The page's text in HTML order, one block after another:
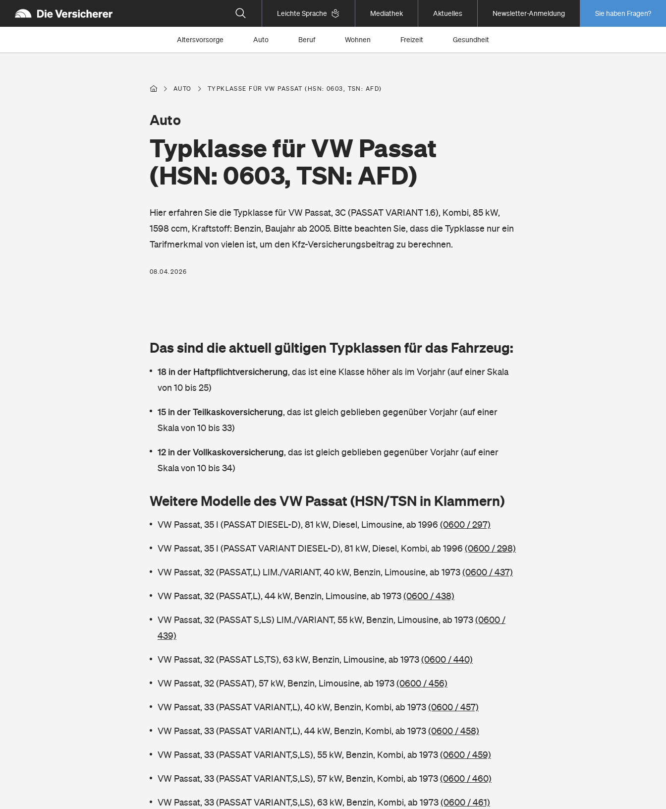
Leichte Sprache Mediathek Aktuelles Newsletter-Anmeldung Sie haben Fragen?
Altersvorsorge Auto Beruf Wohnen Freizeit Gesundheit
AUTO TYPKLASSE FÜR VW PASSAT (HSN: 0603, TSN: AFD)
Typklasse für VW Passat
(HSN: 0603, TSN: AFD)
Auto
Hier erfahren Sie die Typklasse für VW Passat, 3C (PASSAT VARIANT 1.6), Kombi, 85 kW,
1598 ccm, Kraftstoff: Benzin, Baujahr ab 2005. Bitte beachten Sie, dass die Typklasse nur ein
Tarifmerkmal von vielen ist, um den Kfz-Versicherungsbeitrag zu berechnen.
08.04.2026
Das sind die aktuell gültigen Typklassen für das Fahrzeug:
18 in der Haftpflichtversicherung, das ist eine Klasse höher als im Vorjahr (auf einer Skala
von 10 bis 25)
15 in der Teilkaskoversicherung, das ist gleich geblieben gegenüber Vorjahr (auf einer
Skala von 10 bis 33)
12 in der Vollkaskoversicherung, das ist gleich geblieben gegenüber Vorjahr (auf einer
Skala von 10 bis 34)
Weitere Modelle des VW Passat (HSN/TSN in Klammern)
VW Passat, 35 I (PASSAT DIESEL-D), 81 kW, Diesel, Limousine, ab 1996 (0600 / 297)
VW Passat, 35 I (PASSAT VARIANT DIESEL-D), 81 kW, Diesel, Kombi, ab 1996 (0600 / 298)
VW Passat, 32 (PASSAT,L) LIM./VARIANT, 40 kW, Benzin, Limousine, ab 1973(0600 / 437)
VW Passat, 32 (PASSAT,L), 44 kW, Benzin, Limousine, ab 1973(0600 / 438)
VW Passat, 32 (PASSAT S,LS) LIM./VARIANT, 55 kW, Benzin, Limousine, ab 1973(0600 /
439)
VW Passat, 32 (PASSAT LS,TS), 63 kW, Benzin, Limousine, ab 1973(0600 / 440)
VW Passat, 32 (PASSAT), 57 kW, Benzin, Limousine, ab 1973(0600 / 456)
VW Passat, 33 (PASSAT VARIANT,L), 40 kW, Benzin, Kombi, ab 1973(0600 / 457)
VW Passat, 33 (PASSAT VARIANT,L), 44 kW, Benzin, Kombi, ab 1973(0600 / 458)
VW Passat, 33 (PASSAT VARIANT,S,LS), 55 kW, Benzin, Kombi, ab 1973(0600 / 459)
VW Passat, 33 (PASSAT VARIANT,S,LS), 57 kW, Benzin, Kombi, ab 1973(0600 / 460)
VW Passat, 33 (PASSAT VARIANT,S,LS), 63 kW, Benzin, Kombi, ab 1973(0600 / 461)